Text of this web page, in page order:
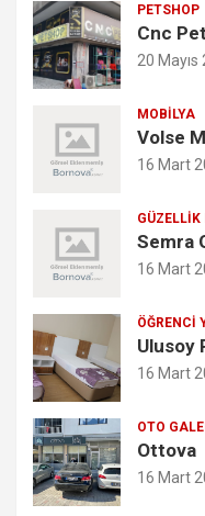
PETSHOP
Cnc
20 Mayıs
MOBILYA
Volse
16 Mart
GÜZELLIK
Semra
16 Mart
ÖĞRENCI
Ulusoy
16 Mart
OTO
Ottova
16 Mart